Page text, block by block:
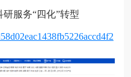
服务“四化”转型